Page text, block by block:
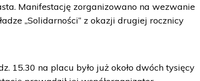
Manifestację zorganizowano na wezwanie
„Solidarności” z okazji drugiej rocznicy
15.30 na placu było już około dwóch tysięcy